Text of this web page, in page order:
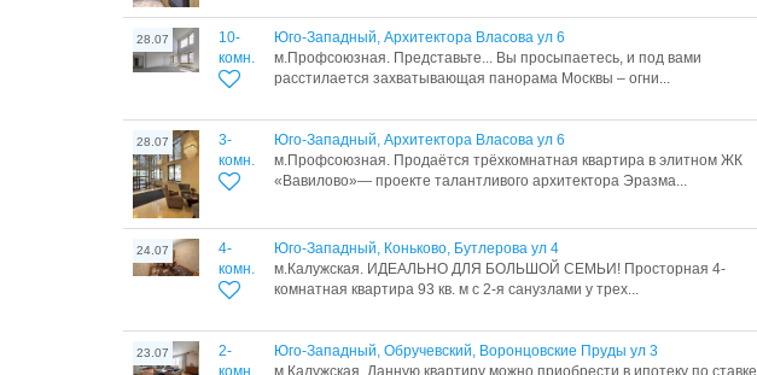
28.07
10-
комн.
Юго-Западный, Архитектора Власова ул 6
м.Профсоюзная. Представьте... Вы просыпаетесь, и под вами
расстилается захватывающая панорама Москвы – огни...
28.07
3-
комн.
Юго-Западный, Архитектора Власова ул 6
м.Профсоюзная. Продаётся трёхкомнатная квартира в элитном ЖК
«Вавилово»— проекте талантливого архитектора Эразма...
24.07
4-
комн.
Юго-Западный, Коньково, Бутлерова ул 4
м.Калужская. ИДЕАЛЬНО ДЛЯ БОЛЬШОЙ СЕМЬИ! Просторная 4-
комнатная квартира 93 кв. м с 2-я санузлами у трех...
23.07
2-
комн.
Юго-Западный, Обручевский, Воронцовские Пруды ул 3
м.Калужская. Данную квартиру можно приобрести в ипотеку по ставке